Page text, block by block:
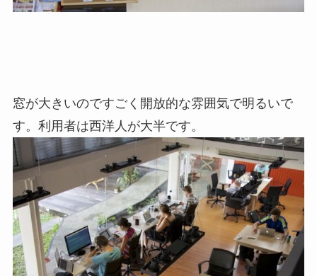
窓が大きいのですごく開放的な雰囲気で明るいで
す。利用者は西洋人が大半です。